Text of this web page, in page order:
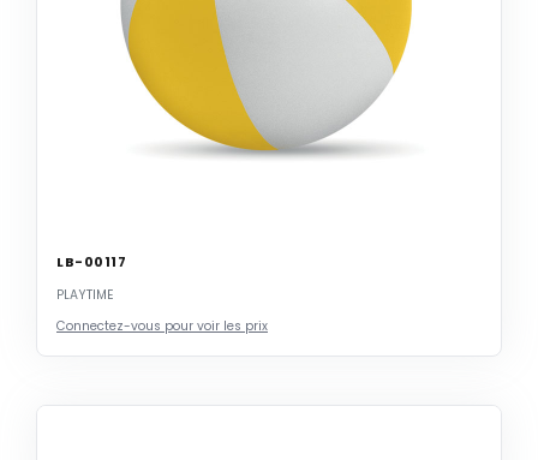
LB-00117
PLAYTIME
Connectez-vous pour voir les prix